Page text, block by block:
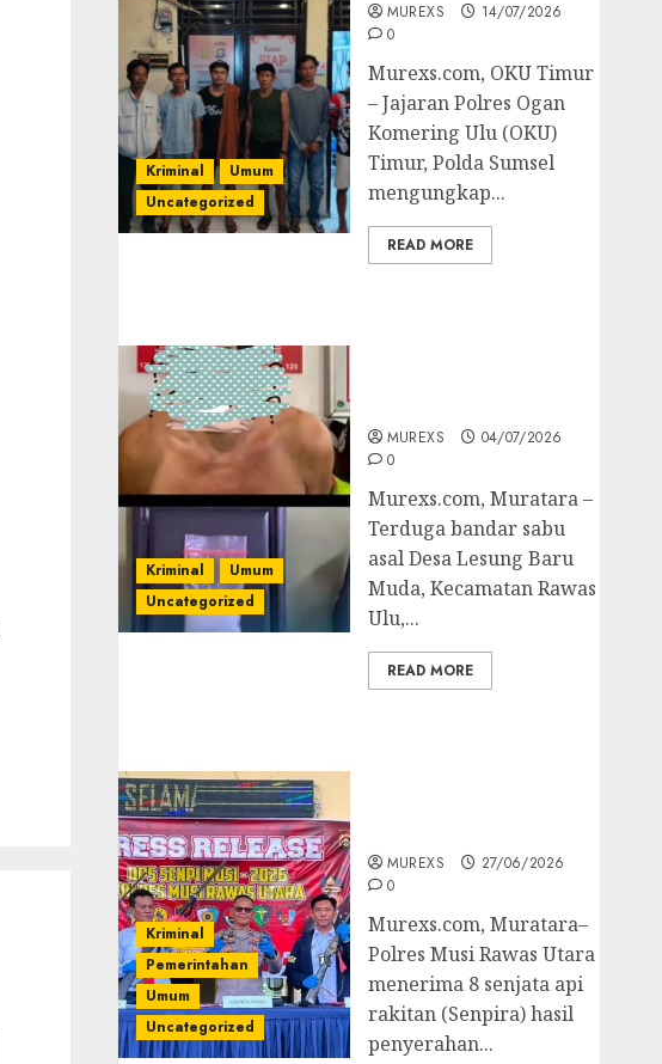
Kriminal
Umum
Uncategorized
MUREXS
14/07/2026
0
Murexs.com, OKU Timur
– Jajaran Polres Ogan
Komering Ulu (OKU)
Timur, Polda Sumsel
mengungkap...
READ MORE
Kriminal
Umum
Uncategorized
MUREXS
04/07/2026
0
Murexs.com, Muratara –
Terduga bandar sabu
asal Desa Lesung Baru
Muda, Kecamatan Rawas
Ulu,...
READ MORE
Kriminal
Pemerintahan
Umum
Uncategorized
MUREXS
27/06/2026
0
Murexs.com, Muratara–
Polres Musi Rawas Utara
menerima 8 senjata api
rakitan (Senpira) hasil
penyerahan...